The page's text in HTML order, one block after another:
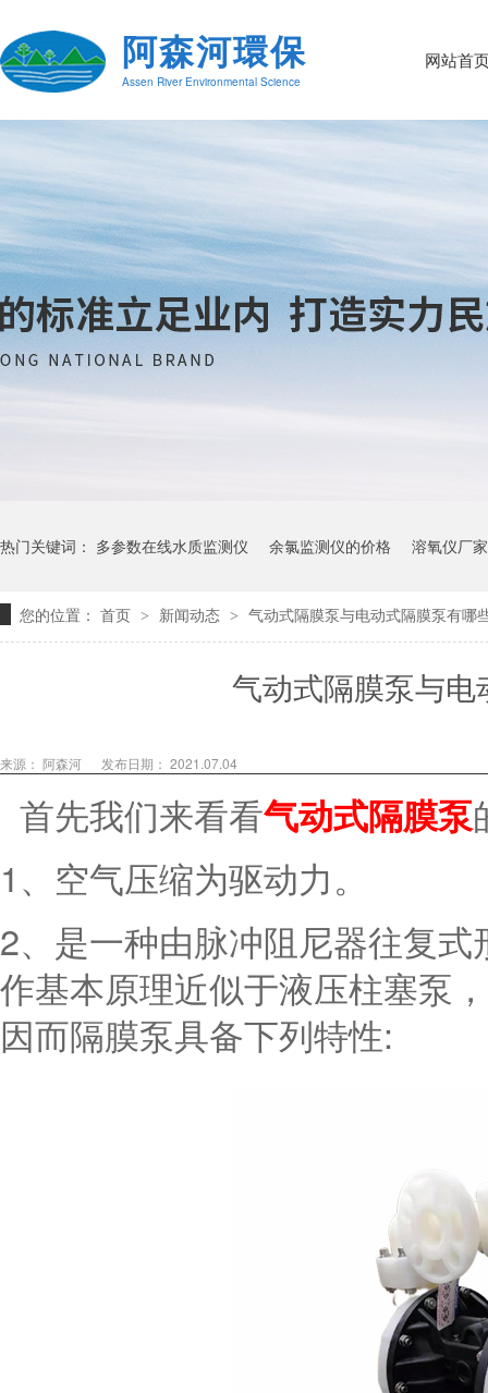
阿森河環保
Assen River Environmental Science
网站首
热门关键词： 多参数在线水质监测仪 余氯监测仪的价格 溶氧仪厂家
您的位置： 首页 > 新闻动态 > 气动式隔膜泵与电动式隔膜泵有哪
气动式隔膜泵与
来源： 阿森河 发布日期： 2021.07.04
首先我们来看看气动式隔膜泵
1、空气压缩为驱动力。
2、是一种由脉冲阻尼器往复
作基本原理近似于液压柱塞泵
因而隔膜泵具备下列特性: